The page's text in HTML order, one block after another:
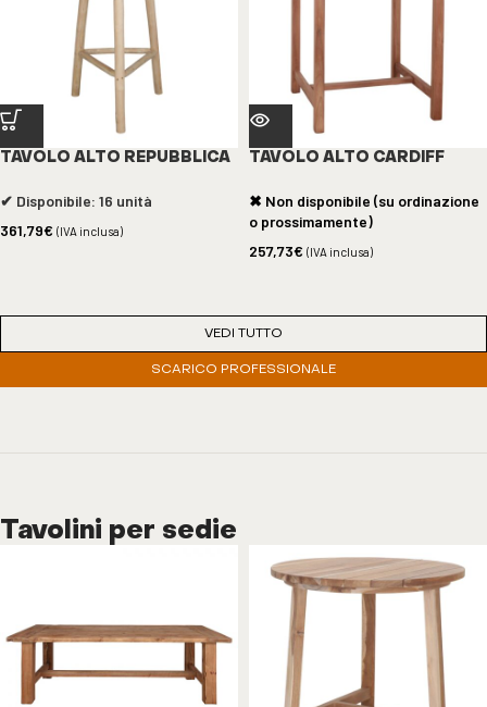
TAVOLO ALTO REPUBBLICA
✔ Disponibile: 16 unità
361,79€ (IVA inclusa)
TAVOLO ALTO CARDIFF
✖ Non disponibile (su ordinazione
o prossimamente)
257,73€ (IVA inclusa)
VEDI TUTTO
SCARICO PROFESSIONALE
Tavolini per sedie